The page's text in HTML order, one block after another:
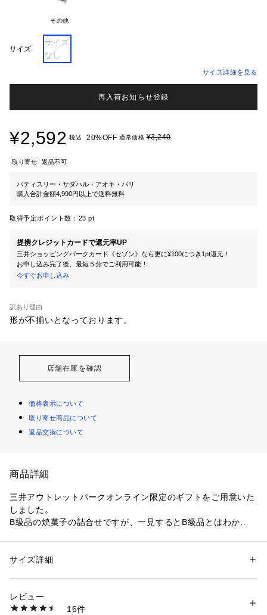
その他
サイズ
サイズ
なし
サイズ詳細を見る
再入荷お知らせ登録
¥2,592 税込 20%OFF 通常価格¥3,240
取り寄せ 返品不可
パティスリー・サダハル・アオキ・パリ
購入合計金額4,990円以上で送料無料
取得予定ポイント数： 23 pt
提携クレジットカードで還元率UP
三井ショッピングパークカード《セゾン》なら更に¥100につき1pt還元！
お申し込み完了後、最短５分でご利用可能！
今すぐお申し込み
訳あり理由
形が不揃いとなっております。
店舗在庫を確認
価格表示について
取り寄せ商品について
返品交換について
商品詳細
三井アウトレットパークオンライン限定のギフトをご用意いた
しました。
B級品の焼菓子の詰合せですが、一見するとB級品とはわかり
せて。
フロランタン ナチュール：バターの香りとキャラメルの苦み
性別：レディース
商品番号：
000002 （ショップ）
サイズ詳細
レビュー
16件